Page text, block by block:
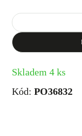
Skladem 4 ks
Kód: PO36832